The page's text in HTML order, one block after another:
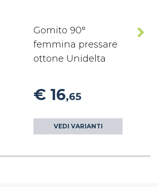
Gomito 90°
femmina pressare
ottone Unidelta
€ 16,65
VEDI VARIANTI